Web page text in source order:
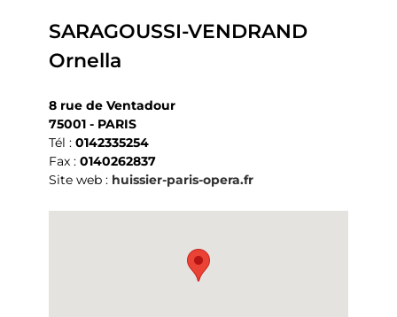
SARAGOUSSI-VENDRAND
Ornella
8 rue de Ventadour
75001 - PARIS
Tél : 0142335254
Fax : 0140262837
Site web : huissier-paris-opera.fr